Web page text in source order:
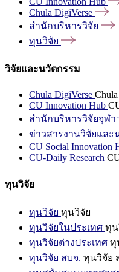
Chula DigiVerse
สำนักบริหารวิจัย
ทุนวิจัย
วิจัยและนวัตกรรม
Chula DigiVerse
CU Innovation Hub
สำนักบริหารวิจัยจุฬา
ข่าวสารงานวิจัยและ
CU Social Innovation
CU-Daily Research
ทุนวิจัย
ทุนวิจัย ทุนวิจัย
ทุนวิจัยในประเทศ ทุน
ทุนวิจัยต่างประเทศ ทุ
ทุนวิจัย สบจ. ทุนวิจัย